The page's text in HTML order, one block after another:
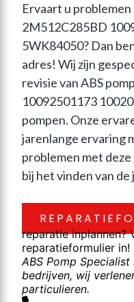
Ervaart u
2M512C285BD
5WK84050? Dan
adres! Wij zijn
revisie van ABS
10092501173
pompen. Onze
jarenlange ervaring
problemen met
bij het vinden van
reparatie inplannen?
reparatieformulier in!
ABS Pomp
bedrijven, wij
particulieren.